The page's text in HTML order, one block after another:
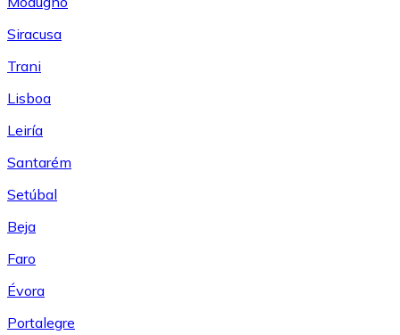
Siracusa
Trani
Lisboa
Leiría
Santarém
Setúbal
Beja
Faro
Évora
Portalegre